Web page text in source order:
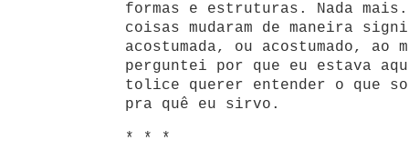
formas e estruturas. Nada
coisas mudaram de maneira
acostumada, ou acostumado, ao
perguntei por que eu estava
tolice querer entender o que
pra quê eu sirvo.
* * *